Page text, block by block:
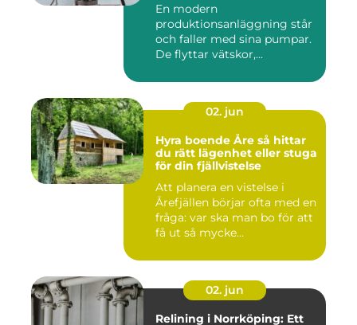
En modern
produktionsanläggning står
och faller med sina pumpar.
De flyttar vätskor,...
02. jun
Hyra boende Åre så hittar
du rätt lägenhet eller stuga
för din fjällvistelse
Att planera en vistelse i
Årefjällen börjar ofta med en
fråga: var ska man bo för att
få ut så mycke...
02. jun
Relining i Norrköping: Ett